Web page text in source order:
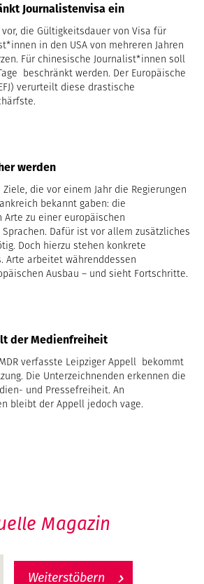
Journalistenvisa ein
die Gültigkeitsdauer von Visa für
in den USA von mehreren Jahren
Für chinesische Journalist*innen soll
beschränkt werden. Der Europäische
verurteilt diese drastische
werden
die vor einem Jahr die Regierungen
bekannt gaben: die
zu einer europäischen
Dafür ist vor allem zusätzliches
Doch hierzu stehen konkrete
Arte arbeitet währenddessen
Ausbau – und sieht Fortschritte.
der Medienfreiheit
verfasste Leipziger Appell bekommt
Die Unterzeichnenden erkennen die
und Pressefreiheit. An
bleibt der Appell jedoch vage.
Magazin
Weiterstöbern